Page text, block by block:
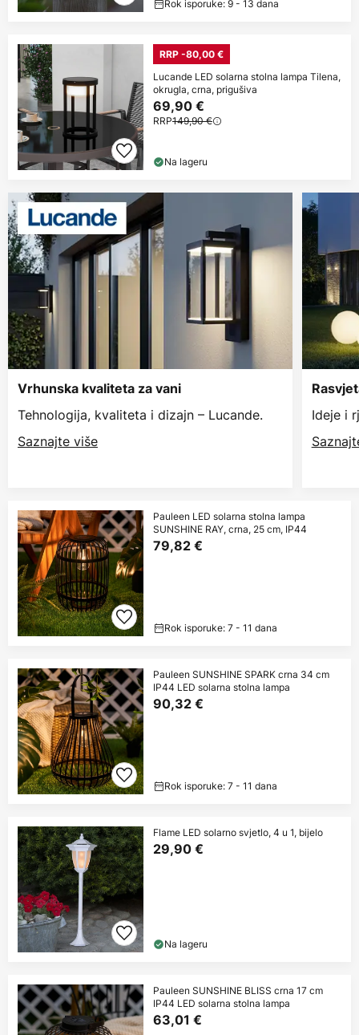
Rok isporuke: 9 - 13 dana
RRP -80,00 €
Lucande LED solarna stolna lampa Tilena,
okrugla, crna, prigušiva
69,90 €
RRP149,90 €
Na lageru
Vrhunska kvaliteta za vani
Tehnologija, kvaliteta i dizajn – Lucande.
Saznajte više
Ideje i
Pauleen LED solarna stolna lampa
SUNSHINE RAY, crna, 25 cm, IP44
79,82 €
Rok isporuke: 7 - 11 dana
Pauleen SUNSHINE SPARK crna 34 cm
IP44 LED solarna stolna lampa
90,32 €
Rok isporuke: 7 - 11 dana
Flame LED solarno svjetlo, 4 u 1, bijelo
29,90 €
Na lageru
Pauleen SUNSHINE BLISS crna 17 cm
IP44 LED solarna stolna lampa
63,01 €